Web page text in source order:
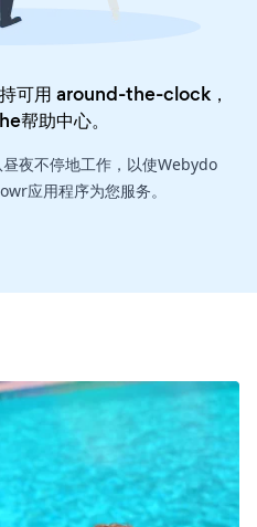
可用 around-the-clock，
帮助中心。
夜不停地工作，以使Webydo
应用程序为您服务。